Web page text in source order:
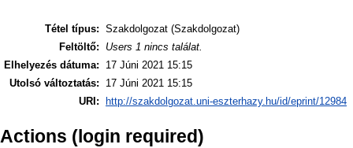
Tétel típus: Szakdolgozat (Szakdolgozat)
Feltöltő:
Users 1 nincs találat.
Elhelyezés dátuma:
17 Júni 2021 15:15
Utolsó változtatás:
17 Júni 2021 15:15
URI:
http://szakdolgozat.uni-eszterhazy.hu/id/eprint/12984
Actions (login required)